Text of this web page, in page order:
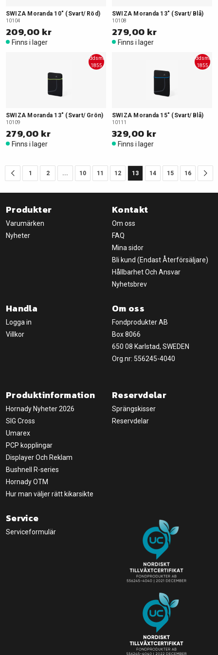
SWIZA Moranda 10" (Svart/ Röd)
10104
209,00 kr
Finns i lager
SWIZA Moranda 13" (Svart/ Blå)
10108
279,00 kr
Finns i lager
Skyddsmask
1855
SWIZA Moranda 13" (Svart/ Grön)
10109
279,00 kr
Finns i lager
Skyddsmask
1855
SWIZA Moranda 15" (Svart/ Blå)
10111
329,00 kr
Finns i lager
1 2 ... 10 11 12 13 14 15 16
Produkter
Varumärken
Nyheter
Kontakt
Om oss
FAQ
Mina sidor
Bli kund (Endast Återförsäljare)
Hållbarhet Och Ansvar
Nyhetsbrev
Handla
Logga in
Villkor
Om oss
Fondprodukter AB
Box 8066
650 08 Karlstad, SWEDEN
Org.nr: 556245-4040
Produktinformation
Hornady Nyheter 2026
SIG Cross
Umarex
PCP kopplingar
Displayer Och Reklam
Bushnell R-series
Hornady OTM
Hur man väljer rätt kikarsikte
Reservdelar
Sprängskisser
Reservdelar
Service
Serviceformulär